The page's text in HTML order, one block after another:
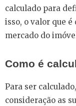
calculado para
isso, o valor que
mercado do
Como é
Para ser
consideração as